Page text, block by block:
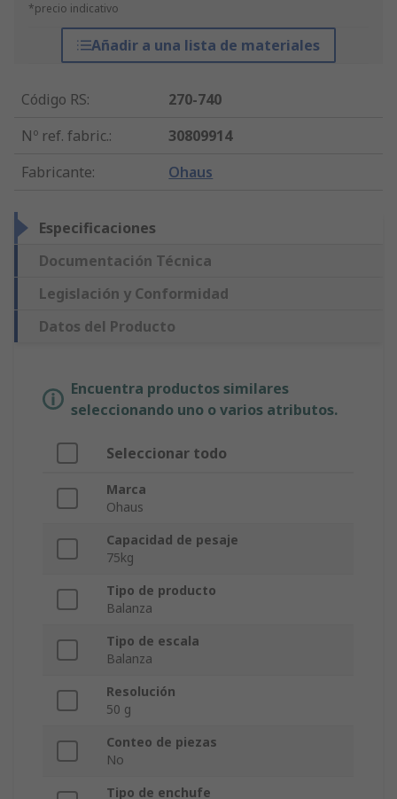
*precio indicativo
Añadir a una lista de materiales
Código RS:
270-740
Nº ref. fabric.:
30809914
Fabricante: Ohaus
Especificaciones
Documentación Técnica
Legislación y Conformidad
Datos del Producto
Encuentra productos similares
seleccionando uno o varios atributos.
Seleccionar todo
Marca
Ohaus
Capacidad de pesaje
75kg
Tipo de producto
Balanza
Tipo de escala
Balanza
Resolución
50 g
Conteo de piezas
No
Tipo de enchufe